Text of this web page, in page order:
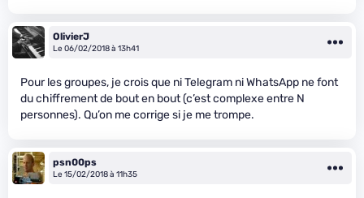
OlivierJ
Le 06/02/2018 à 13h41
Pour les groupes, je crois que ni Telegram ni WhatsApp ne font
du chiffrement de bout en bout (c’est complexe entre N
personnes). Qu’on me corrige si je me trompe.
psn00ps
Le 15/02/2018 à 11h35